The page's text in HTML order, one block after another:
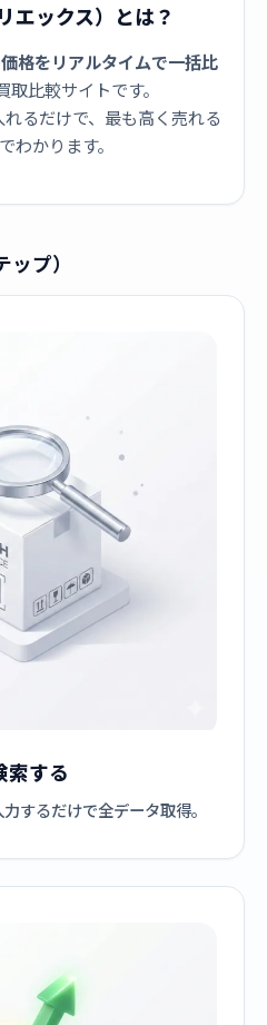
エックス）とは？
格をリアルタイムで一括比
比較サイトです。
るだけで、最も高く売れる
わかります。
プ）
索する
するだけで全データ取得。